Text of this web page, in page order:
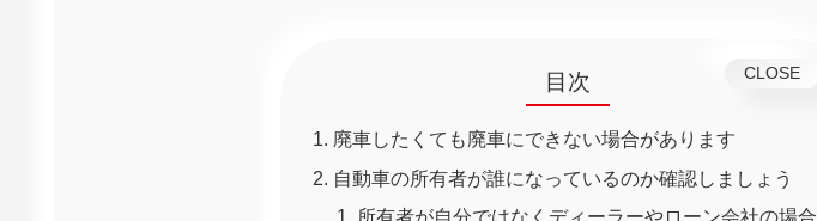
目次
廃車したくても廃車にできない場合があります
自動車の所有者が誰になっているのか確認しましょう
所有者が自分ではなくディーラーやローン会社の場合